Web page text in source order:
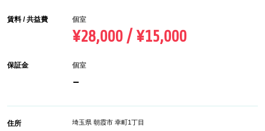
賃料 / 共益費 個室
¥28,000 / ¥15,000
保証金 個室
-
住所 埼玉県 朝霞市 幸町1丁目